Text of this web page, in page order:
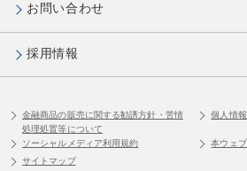
お問い合わせ
採用情報
金融商品の販売に関する勧誘方針・苦情
処理処置等について
個人情
ソーシャルメディア利用規約
本ウェ
サイトマップ